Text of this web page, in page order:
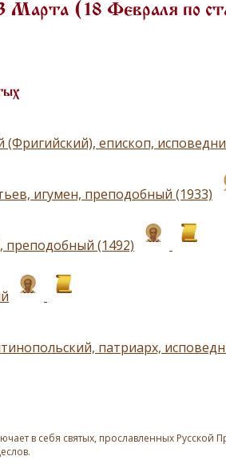
Марта (18 Февраля по
(Фригийский), епископ,
игумен, преподобный (1933)
преподобный (1492)
патриарх,
в себя святых, прославленных